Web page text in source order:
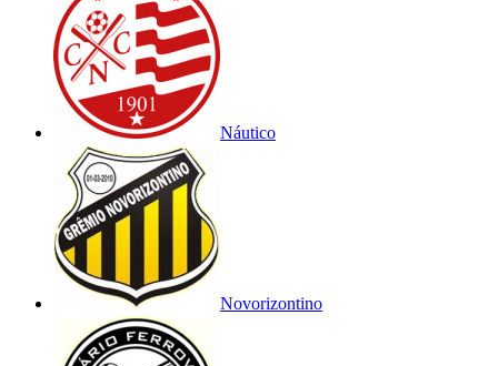
Náutico
Novorizontino